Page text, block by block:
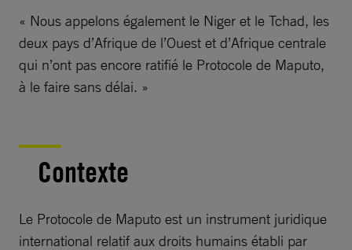
« Nous appelons également le Niger et le Tchad, les
deux pays d’Afrique de l’Ouest et d’Afrique centrale
qui n’ont pas encore ratifié le Protocole de Maputo,
à le faire sans délai. »
Contexte
Le Protocole de Maputo est un instrument juridique
international relatif aux droits humains établi par